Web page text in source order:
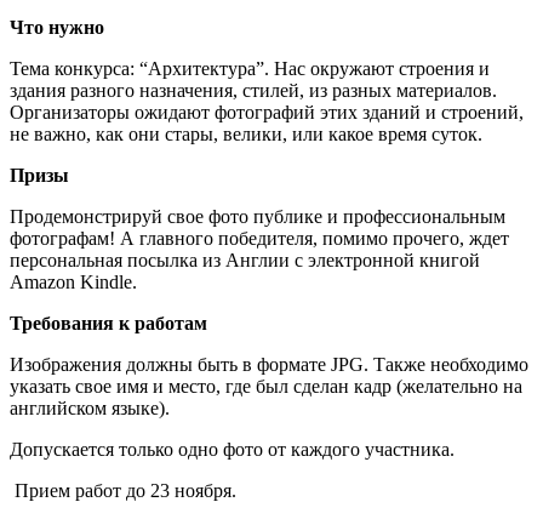
Что нужно
Тема конкурса: “Архитектура”. Нас окружают строения и
здания разного назначения, стилей, из разных материалов.
Организаторы ожидают фотографий этих зданий и строений,
не важно, как они стары, велики, или какое время суток.
Призы
Продемонстрируй свое фото публике и профессиональным
фотографам! А главного победителя, помимо прочего, ждет
персональная посылка из Англии с электронной книгой
Amazon Kindle.
Требования к работам
Изображения должны быть в формате JPG. Также необходимо
указать свое имя и место, где был сделан кадр (желательно на
английском языке).
Допускается только одно фото от каждого участника.
Прием работ до 23 ноября.